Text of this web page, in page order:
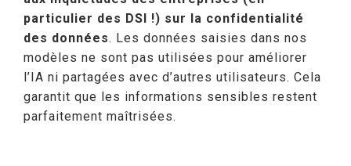
particulier des DSI !) sur la confidentialité
des données. Les données saisies dans nos
modèles ne sont pas utilisées pour améliorer
l’IA ni partagées avec d’autres utilisateurs. Cela
garantit que les informations sensibles restent
parfaitement maîtrisées.